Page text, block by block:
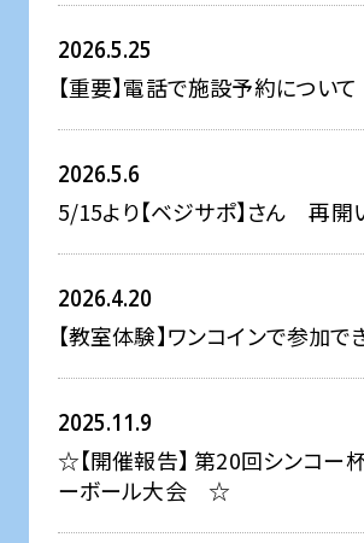
2026.5.25
【重要】電話で施設予約について
2026.5.6
5/15より【ベジサポ】さん 再開
2026.4.20
【教室体験】ワンコインで参加で
2025.11.9
☆【開催報告】 第20回シンコー
ーボール大会 ☆